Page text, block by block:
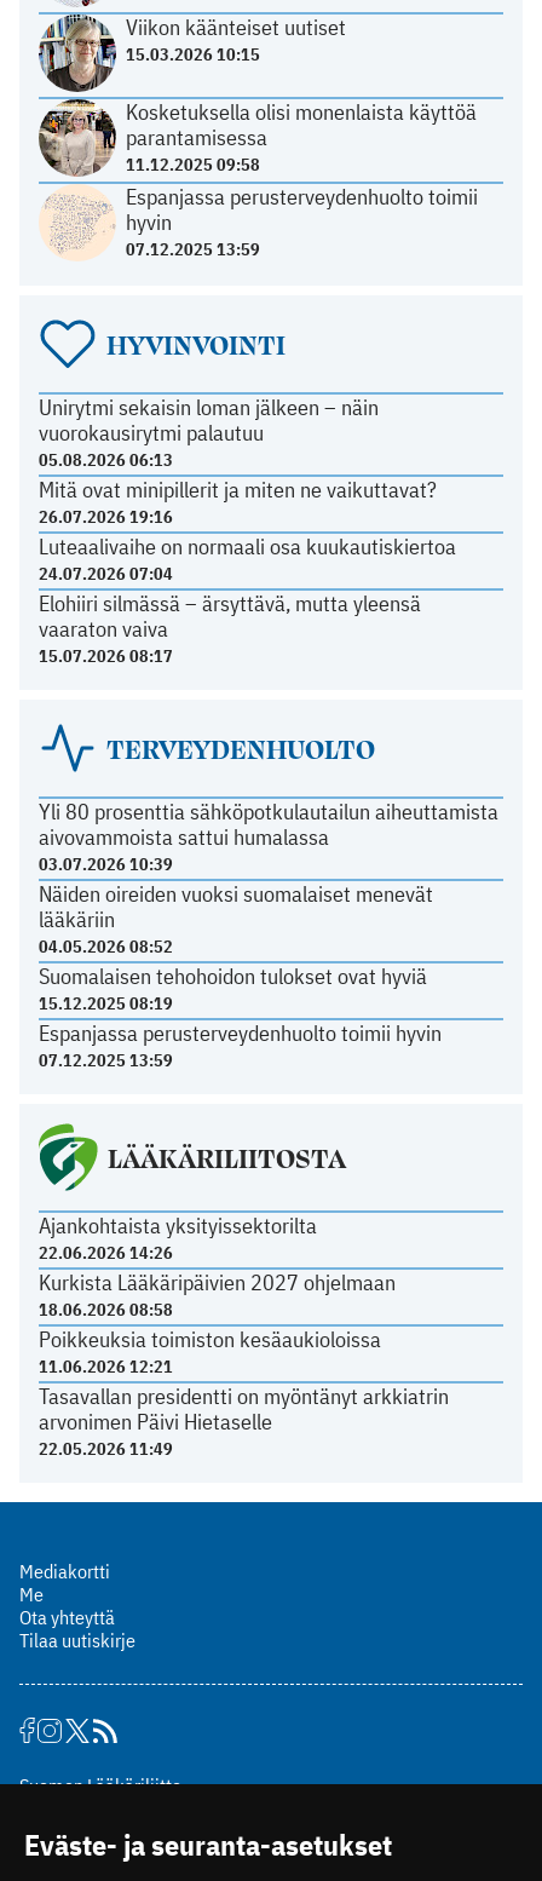
Viikon käänteiset uutiset
15.03.2026 10:15
Kosketuksella olisi monenlaista käyttöä
parantamisessa
11.12.2025 09:58
Espanjassa perusterveydenhuolto toimii
hyvin
07.12.2025 13:59
HYVINVOINTI
Unirytmi sekaisin loman jälkeen – näin
vuorokausirytmi palautuu
05.08.2026 06:13
Mitä ovat minipillerit ja miten ne vaikuttavat?
26.07.2026 19:16
Luteaalivaihe on normaali osa kuukautiskiertoa
24.07.2026 07:04
Elohiiri silmässä – ärsyttävä, mutta yleensä
vaaraton vaiva
15.07.2026 08:17
TERVEYDENHUOLTO
Yli 80 prosenttia sähköpotkulautailun aiheuttamista
aivovammoista sattui humalassa
03.07.2026 10:39
Näiden oireiden vuoksi suomalaiset menevät
lääkäriin
04.05.2026 08:52
Suomalaisen tehohoidon tulokset ovat hyviä
15.12.2025 08:19
Espanjassa perusterveydenhuolto toimii hyvin
07.12.2025 13:59
LÄÄKÄRILIITOSTA
Ajankohtaista yksityissektorilta
22.06.2026 14:26
Kurkista Lääkäripäivien 2027 ohjelmaan
18.06.2026 08:58
Poikkeuksia toimiston kesäaukioloissa
11.06.2026 12:21
Tasavallan presidentti on myöntänyt arkkiatrin
arvonimen Päivi Hietaselle
22.05.2026 11:49
Mediakortti
Me
Ota yhteyttä
Tilaa uutiskirje
Suomen Lääkäriliitto
00510 Helsinki
puh. (09) 393 091
Eväste- ja seuranta-asetukset